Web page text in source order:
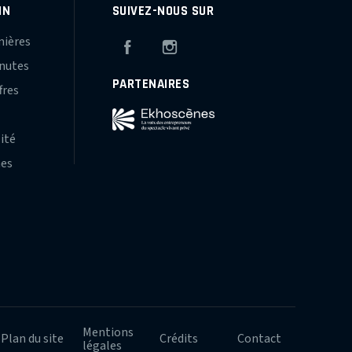
SUIVEZ-NOUS SUR
Facebook
PARTENAIRES
Plan du site Mentions
légales Crédits Contact